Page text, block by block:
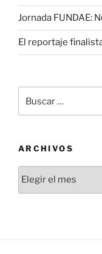
Jornada FUNDAE:
El reportaje
por:
ARCHIVOS